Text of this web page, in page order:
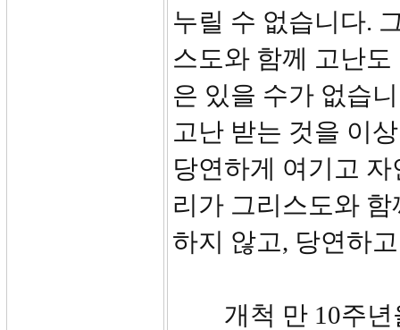
누릴 수 없습니다.
스도와 함께 고난
은 있을 수가 없습
고난 받는 것을 이
당연하게 여기고
리가 그리스도와
하지 않고, 당연하
개척 만 10주년